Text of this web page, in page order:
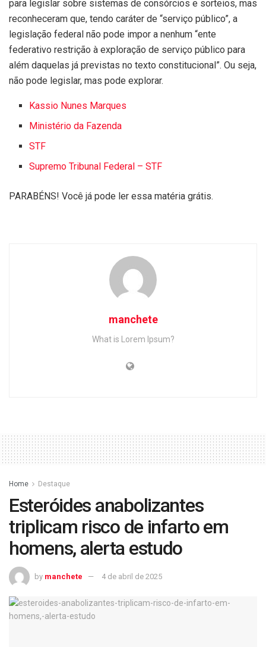
para legislar sobre sistemas de consórcios e sorteios, mas
reconheceram que, tendo caráter de “serviço público”, a
legislação federal não pode impor a nenhum “ente
federativo restrição à exploração de serviço público para
além daquelas já previstas no texto constitucional”. Ou seja,
não pode legislar, mas pode explorar.
Kassio Nunes Marques
Ministério da Fazenda
STF
Supremo Tribunal Federal – STF
PARABÉNS! Você já pode ler essa matéria grátis.
manchete
What is Lorem Ipsum?
Home Destaque
Esteróides anabolizantes
triplicam risco de infarto em
homens, alerta estudo
by manchete 4 de abril de 2025